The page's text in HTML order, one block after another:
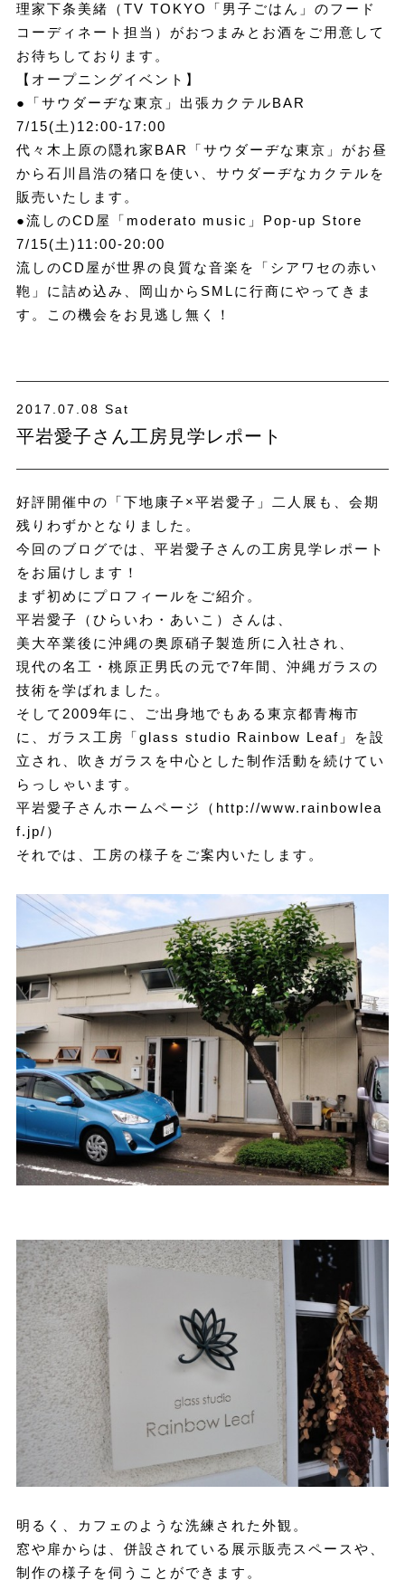
理家下条美緒（TV TOKYO「男子ごはん」のフード
コーディネート担当）がおつまみとお酒をご用意して
お待ちしております。
【オープニングイベント】
●「サウダーヂな東京」出張カクテルBAR
7/15(土)12:00-17:00
代々木上原の隠れ家BAR「サウダーヂな東京」がお昼
から石川昌浩の猪口を使い、サウダーヂなカクテルを
販売いたします。
●流しのCD屋「moderato music」Pop-up Store
7/15(土)11:00-20:00
流しのCD屋が世界の良質な音楽を「シアワセの赤い
鞄」に詰め込み、岡山からSMLに行商にやってきま
す。この機会をお見逃し無く！
2017.07.08 Sat
平岩愛子さん工房見学レポート
好評開催中の「下地康子×平岩愛子」二人展も、会期
残りわずかとなりました。
今回のブログでは、平岩愛子さんの工房見学レポート
をお届けします！
まず初めにプロフィールをご紹介。
平岩愛子（ひらいわ・あいこ）さんは、
美大卒業後に沖縄の奥原硝子製造所に入社され、
現代の名工・桃原正男氏の元で7年間、沖縄ガラスの
技術を学ばれました。
そして2009年に、ご出身地でもある東京都青梅市
に、ガラス工房「glass studio Rainbow Leaf」を設
立され、吹きガラスを中心とした制作活動を続けてい
らっしゃいます。
平岩愛子さんホームページ（ http://www.rainbowlea
f.jp/ ）
それでは、工房の様子をご案内いたします。
明るく、カフェのような洗練された外観。
窓や扉からは、併設されている展示販売スペースや、
制作の様子を伺うことができます。